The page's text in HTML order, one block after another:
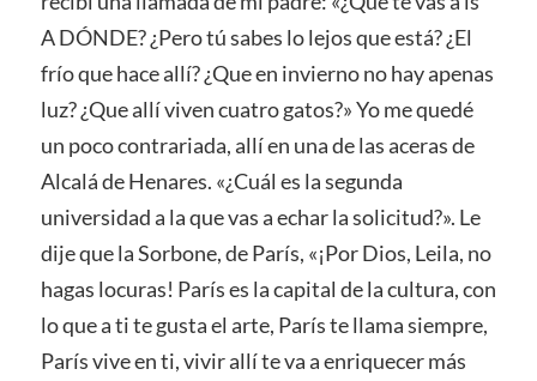
A DÓNDE? ¿Pero tú sabes lo lejos que está? ¿El
frío que hace allí? ¿Que en invierno no hay apenas
luz? ¿Que allí viven cuatro gatos?» Yo me quedé
un poco contrariada, allí en una de las aceras de
Alcalá de Henares. «¿Cuál es la segunda
universidad a la que vas a echar la solicitud?». Le
dije que la Sorbone, de París, «¡Por Dios, Leila, no
hagas locuras! París es la capital de la cultura, con
lo que a ti te gusta el arte, París te llama siempre,
París vive en ti, vivir allí te va a enriquecer más